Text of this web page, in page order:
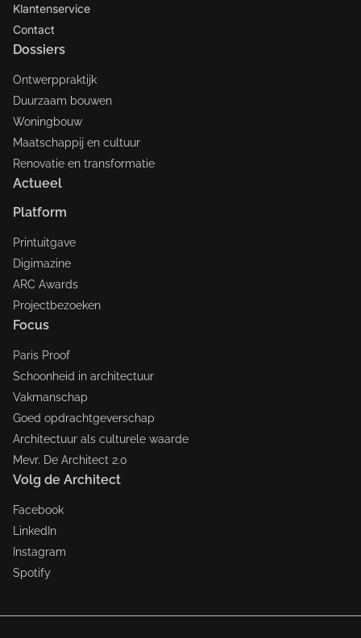
Klantenservice
Contact
Dossiers
Ontwerppraktijk
Duurzaam bouwen
Woningbouw
Maatschappij en cultuur
Renovatie en transformatie
Actueel
Platform
Printuitgave
Digimazine
ARC Awards
Projectbezoeken
Focus
Paris Proof
Schoonheid in architectuur
Vakmanschap
Goed opdrachtgeverschap
Architectuur als culturele waarde
Mevr. De Architect 2.0
Volg de Architect
Facebook
LinkedIn
Instagram
Spotify